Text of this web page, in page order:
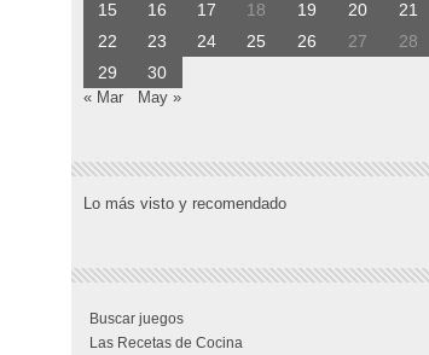
15
16 17 18 19 20
21
22
23 24 25 26 27
28
29
30
« Mar May »
Lo más visto y recomendado
Buscar juegos
Las Recetas de Cocina